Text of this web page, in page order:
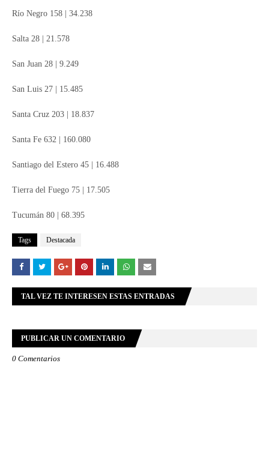
Río Negro 158 | 34.238
Salta 28 | 21.578
San Juan 28 | 9.249
San Luis 27 | 15.485
Santa Cruz 203 | 18.837
Santa Fe 632 | 160.080
Santiago del Estero 45 | 16.488
Tierra del Fuego 75 | 17.505
Tucumán 80 | 68.395
Tags Destacada
TAL VEZ TE INTERESEN ESTAS ENTRADAS
PUBLICAR UN COMENTARIO
0 Comentarios